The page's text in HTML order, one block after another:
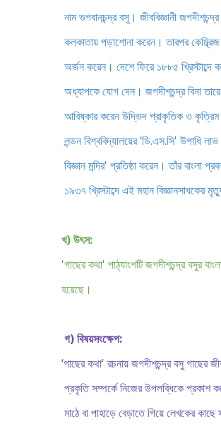
নাম ভগবানচন্দ্র বসু। জীববিজ্ঞানী
কলকাতায় পড়াশোনা করেন। তারপর
অর্জন করেন। দেশে ফিরে ১৮৮৫ খ্রিস্টাব্দে
অধ্যাপকে যোগ দেন। জগদীশচন্দ্র বিনা
আবিষ্কার করেন উদ্ভিদ প্রাকৃতিক ও কৃত্রিম
লন্ডন বিশ্ববিদ্যালয়ের ‘ডি.এস.সি' উপাধি
বিজ্ঞান মন্দির' প্রতিষ্ঠা করেন। তাঁর
১৯৩৭ খ্রিস্টাব্দে এই মহান বিজ্ঞানসাধকের
খ) উৎস:
'গাছের কথা' পাঠ্যাংশটি জগদীশচন্দ্র বসুর
হয়েছে।
গ) বিষয়সংক্ষেপ:
‘গাছের কথা' রচনায় জগদীশচন্দ্র বসু গাছের
প্রকৃতি সম্পর্কে নিজের উপলব্ধিকে
মাঠে বা পাহাড়ে বেড়াতে গিয়ে লেখকের